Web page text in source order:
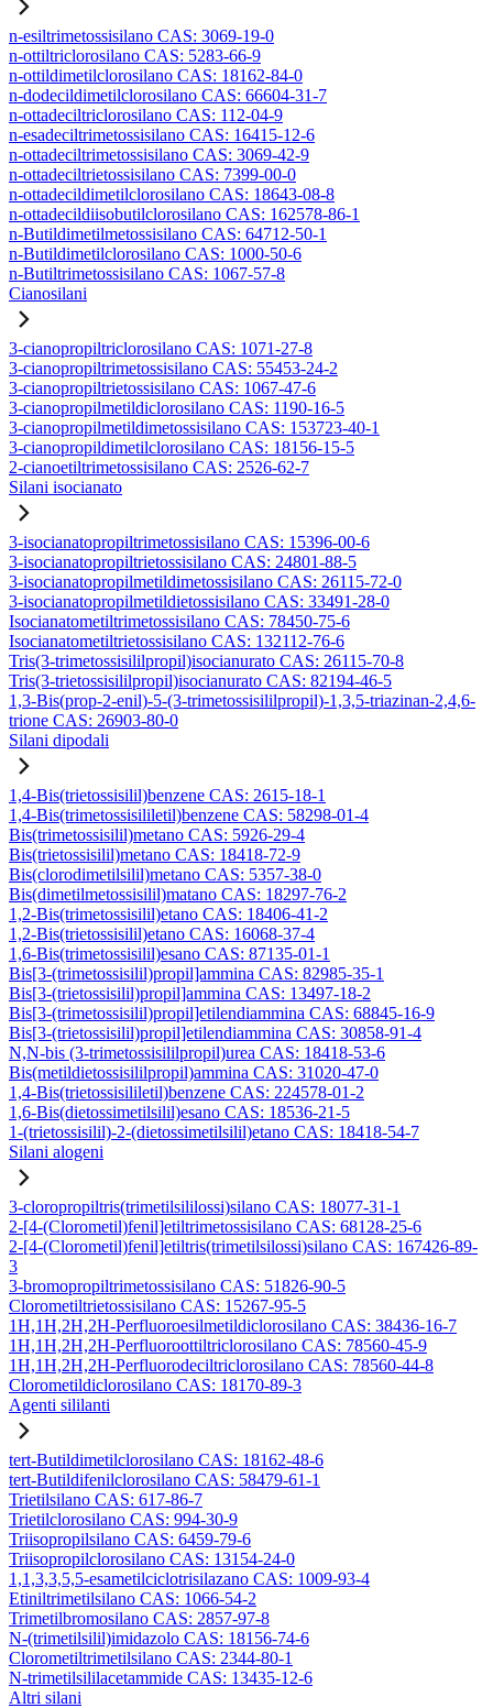
n-esiltrimetossisilano CAS: 3069-19-0
n-ottiltriclorosilano CAS: 5283-66-9
n-ottildimetilclorosilano CAS: 18162-84-0
n-dodecildimetilclorosilano CAS: 66604-31-7
n-ottadeciltriclorosilano CAS: 112-04-9
n-esadeciltrimetossisilano CAS: 16415-12-6
n-ottadeciltrimetossisilano CAS: 3069-42-9
n-ottadeciltrietossisilano CAS: 7399-00-0
n-ottadecildimetilclorosilano CAS: 18643-08-8
n-ottadecildiisobutilclorosilano CAS: 162578-86-1
n-Butildimetilmetossisilano CAS: 64712-50-1
n-Butildimetilclorosilano CAS: 1000-50-6
n-Butiltrimetossisilano CAS: 1067-57-8
Cianosilani
3-cianopropiltriclorosilano CAS: 1071-27-8
3-cianopropiltrimetossisilano CAS: 55453-24-2
3-cianopropiltrietossisilano CAS: 1067-47-6
3-cianopropilmetildiclorosilano CAS: 1190-16-5
3-cianopropilmetildimetossisilano CAS: 153723-40-1
3-cianopropildimetilclorosilano CAS: 18156-15-5
2-cianoetiltrimetossisilano CAS: 2526-62-7
Silani isocianato
3-isocianatopropiltrimetossisilano CAS: 15396-00-6
3-isocianatopropiltrietossisilano CAS: 24801-88-5
3-isocianatopropilmetildimetossisilano CAS: 26115-72-0
3-isocianatopropilmetildietossisilano CAS: 33491-28-0
Isocianatometiltrimetossisilano CAS: 78450-75-6
Isocianatometiltrietossisilano CAS: 132112-76-6
Tris(3-trimetossisililpropil)isocianurato CAS: 26115-70-8
Tris(3-trietossisililpropil)isocianurato CAS: 82194-46-5
1,3-Bis(prop-2-enil)-5-(3-trimetossisililpropil)-1,3,5-triazinan-2,4,6-
trione CAS: 26903-80-0
Silani dipodali
1,4-Bis(trietossisilil)benzene CAS: 2615-18-1
1,4-Bis(trimetossisililetil)benzene CAS: 58298-01-4
Bis(trimetossisilil)metano CAS: 5926-29-4
Bis(trietossisilil)metano CAS: 18418-72-9
Bis(clorodimetilsilil)metano CAS: 5357-38-0
Bis(dimetilmetossisilil)matano CAS: 18297-76-2
1,2-Bis(trimetossisilil)etano CAS: 18406-41-2
1,2-Bis(trietossisilil)etano CAS: 16068-37-4
1,6-Bis(trimetossisilil)esano CAS: 87135-01-1
Bis[3-(trimetossisilil)propil]ammina CAS: 82985-35-1
Bis[3-(trietossisilil)propil]ammina CAS: 13497-18-2
Bis[3-(trimetossisilil)propil]etilendiammina CAS: 68845-16-9
Bis[3-(trietossisilil)propil]etilendiammina CAS: 30858-91-4
N,N-bis (3-trimetossisililpropil)urea CAS: 18418-53-6
Bis(metildietossisililpropil)ammina CAS: 31020-47-0
1,4-Bis(trietossisililetil)benzene CAS: 224578-01-2
1,6-Bis(dietossimetilsilil)esano CAS: 18536-21-5
1-(trietossisilil)-2-(dietossimetilsilil)etano CAS: 18418-54-7
Silani alogeni
3-cloropropiltris(trimetilsililossi)silano CAS: 18077-31-1
2-[4-(Clorometil)fenil]etiltrimetossisilano CAS: 68128-25-6
2-[4-(Clorometil)fenil]etiltris(trimetilsilossi)silano CAS: 167426-89-
3
3-bromopropiltrimetossisilano CAS: 51826-90-5
Clorometiltrietossisilano CAS: 15267-95-5
1H,1H,2H,2H-Perfluoroesilmetildiclorosilano CAS: 38436-16-7
1H,1H,2H,2H-Perfluoroottiltriclorosilano CAS: 78560-45-9
1H,1H,2H,2H-Perfluorodeciltriclorosilano CAS: 78560-44-8
Clorometildiclorosilano CAS: 18170-89-3
Agenti sililanti
tert-Butildimetilclorosilano CAS: 18162-48-6
tert-Butildifenilclorosilano CAS: 58479-61-1
Trietilsilano CAS: 617-86-7
Trietilclorosilano CAS: 994-30-9
Triisopropilsilano CAS: 6459-79-6
Triisopropilclorosilano CAS: 13154-24-0
1,1,3,3,5,5-esametilciclotrisilazano CAS: 1009-93-4
Etiniltrimetilsilano CAS: 1066-54-2
Trimetilbromosilano CAS: 2857-97-8
N-(trimetilsilil)imidazolo CAS: 18156-74-6
Clorometiltrimetilsilano CAS: 2344-80-1
N-trimetilsililacetammide CAS: 13435-12-6
Altri silani